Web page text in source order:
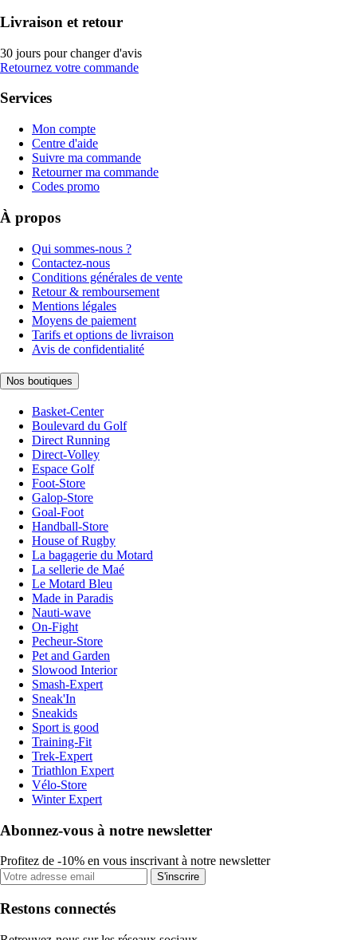
Livraison et retour
30 jours pour changer d'avis
Retournez votre commande
Services
Mon compte
Centre d'aide
Suivre ma commande
Retourner ma commande
Codes promo
À propos
Qui sommes-nous ?
Contactez-nous
Conditions générales de vente
Retour & remboursement
Mentions légales
Moyens de paiement
Tarifs et options de livraison
Avis de confidentialité
Nos boutiques
Basket-Center
Boulevard du Golf
Direct Running
Direct-Volley
Espace Golf
Foot-Store
Galop-Store
Goal-Foot
Handball-Store
House of Rugby
La bagagerie du Motard
La sellerie de Maé
Le Motard Bleu
Made in Paradis
Nauti-wave
On-Fight
Pecheur-Store
Pet and Garden
Slowood Interior
Smash-Expert
Sneak'In
Sneakids
Sport is good
Training-Fit
Trek-Expert
Triathlon Expert
Vélo-Store
Winter Expert
Abonnez-vous à notre newsletter
Profitez de -10% en vous inscrivant à notre newsletter
S'inscrire
Restons connectés